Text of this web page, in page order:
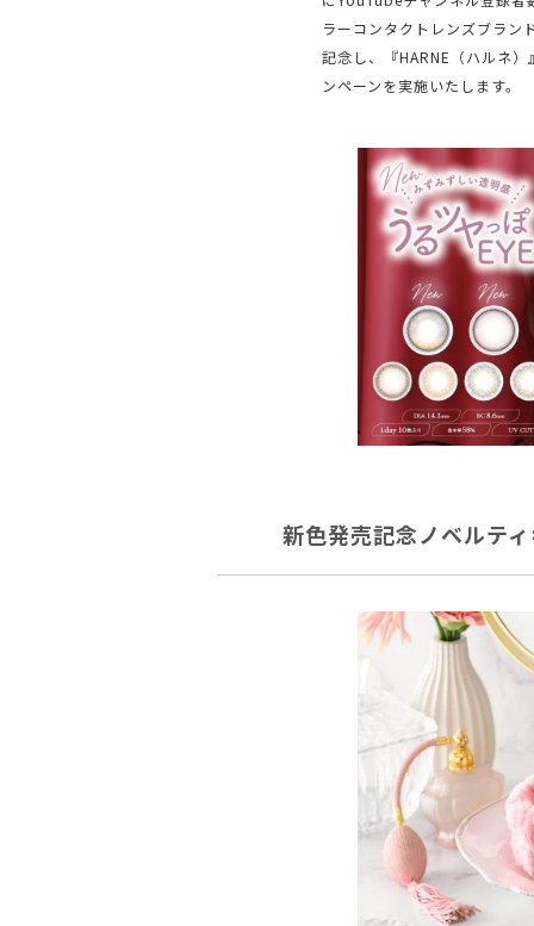
ラーコンタクトレンズブラン
記念し、『HARNE（ハルネ
ンペーンを実施いたします。
新色発売記念ノベルテ